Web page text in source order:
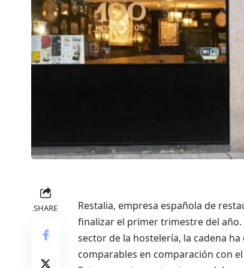
SHARE
Restalia, empresa española de
finalizar el primer trimestre del
sector de la hostelería, la cadena
comparables en comparación con